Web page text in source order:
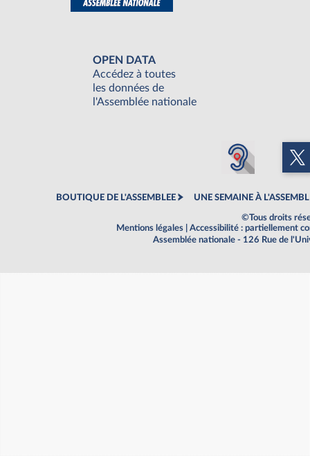
OPEN DATA
Accédez à toutes
les données de
l'Assemblée nationale
BOUTIQUE DE L'ASSEMBLEE UNE SEMAINE À
©Tous droits
Mentions légales
Accessibilité : partiellement
Assemblée nationale - 126 Rue de